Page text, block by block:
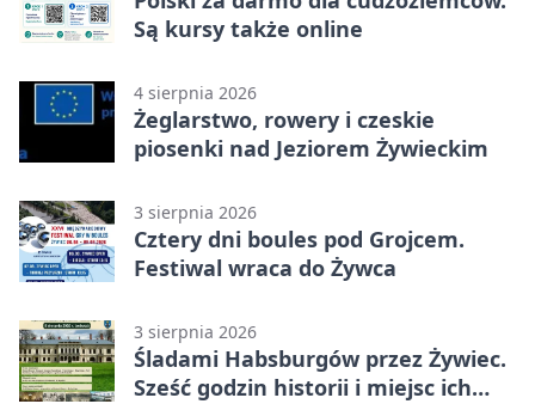
Są kursy także online
4 sierpnia 2026
Żeglarstwo, rowery i czeskie
piosenki nad Jeziorem Żywieckim
3 sierpnia 2026
Cztery dni boules pod Grojcem.
Festiwal wraca do Żywca
3 sierpnia 2026
Śladami Habsburgów przez Żywiec.
Sześć godzin historii i miejsc ich